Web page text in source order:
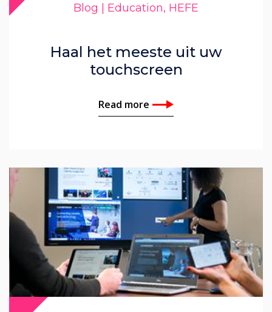
Blog | Education, HEFE
Haal het meeste uit uw
touchscreen
Read more